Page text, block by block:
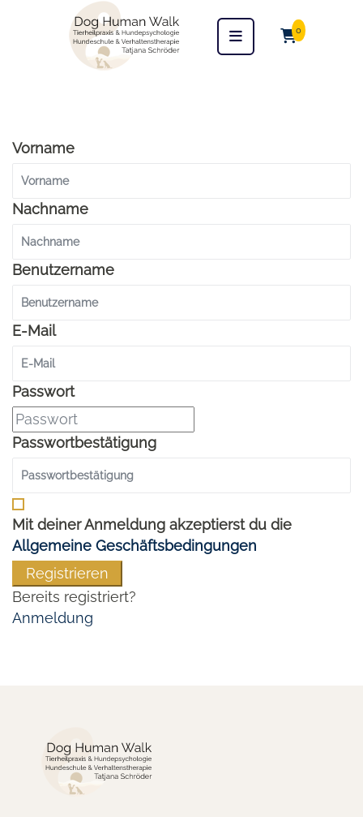
0
Vorname
Nachname
Benutzername
E-Mail
Passwort
Passwortbestätigung
Mit deiner Anmeldung akzeptierst du die
Allgemeine Geschäftsbedingungen
Registrieren
Bereits registriert?
Anmeldung